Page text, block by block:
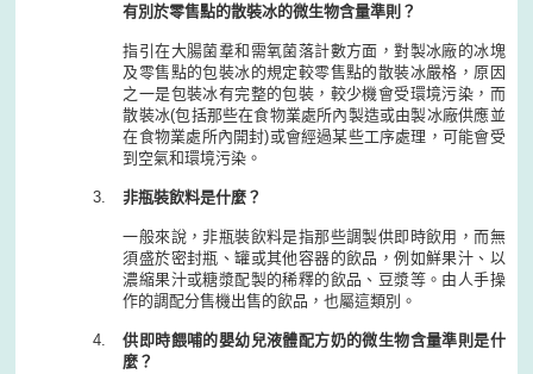
有別於零售點的散裝冰的微生物含量準則？
指引在大腸菌羣和需氧菌落計數方面，對製冰廠的冰塊
及零售點的包裝冰的規定較零售點的散裝冰嚴格，原因
之一是包裝冰有完整的包裝，較少機會受環境污染，而
散裝冰(包括那些在食物業處所內製造或由製冰廠供應並
在食物業處所內開封)或會經過某些工序處理，可能會受
到空氣和環境污染。
非瓶裝飲料是什麼？
一般來說，非瓶裝飲料是指那些調製供即時飲用，而無
須盛於密封瓶、罐或其他容器的飲品，例如鮮果汁、以
濃縮果汁或糖漿配製的稀釋的飲品、豆漿等。由人手操
作的調配分售機出售的飲品，也屬這類別。
供即時餵哺的嬰幼兒液體配方奶的微生物含量準則是什
麼？